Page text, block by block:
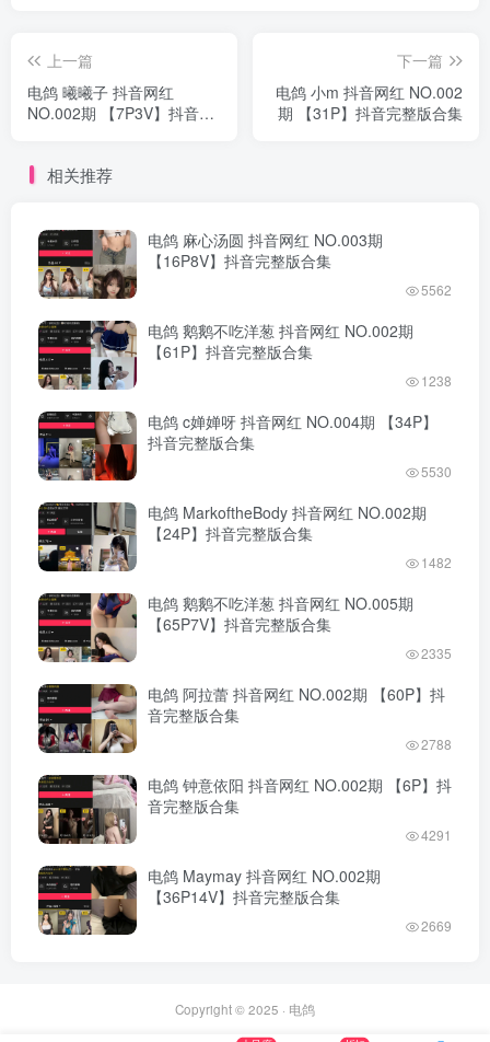
上一篇
电鸽 曦曦子 抖音网红
NO.002期 【7P3V】抖音完
下一篇
电鸽 小m 抖音网红 NO.002
期 【31P】抖音完整版合集
相关推荐
电鸽 麻心汤圆 抖音网红 NO.003期
【16P8V】抖音完整版合集
5562
电鸽 鹅鹅不吃洋葱 抖音网红 NO.002期
【61P】抖音完整版合集
1238
电鸽 c婵婵呀 抖音网红 NO.004期 【34P】
抖音完整版合集
5530
电鸽 MarkoftheBody 抖音网红 NO.002期
【24P】抖音完整版合集
1482
电鸽 鹅鹅不吃洋葱 抖音网红 NO.005期
【65P7V】抖音完整版合集
2335
电鸽 阿拉蕾 抖音网红 NO.002期 【60P】抖
音完整版合集
2788
电鸽 钟意依阳 抖音网红 NO.002期 【6P】抖
音完整版合集
4291
电鸽 Maymay 抖音网红 NO.002期
【36P14V】抖音完整版合集
2669
Copyright © 2025 · 电鸽